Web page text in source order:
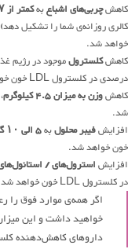
کاهشچربی‌های اشباعبهکمتر از ۷ درصد
کالری روزانه‌ی شما را تشکیل
خواهد شد.
کاهشکلسترولموجود در رژیم
درصدی در کلسترول LDL خون خواهد شد.
کاهشوزن به میزان ۴.۵ کیلوگرم
شد.
افزایشفیبر محلولبه
خون خواهد شد.
افزایشاسترول‌های /
در کلسترول LDL خون خواهد شد.
داروهای کاهش‌دهنده